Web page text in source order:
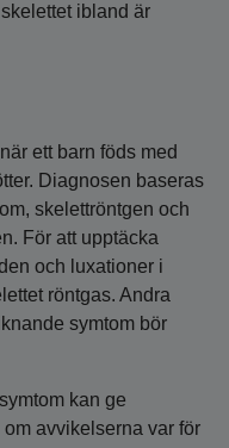
ibland är
ett barn föds med
Diagnosen baseras
skelettröntgen och
För att upptäcka
och luxationer i
röntgas. Andra
symtom bör
kan ge
avvikelserna var för